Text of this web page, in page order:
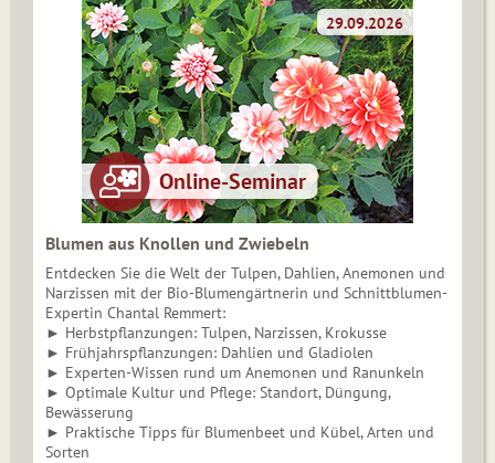
Blumen aus Knollen und Zwiebeln
Entdecken Sie die Welt der Tulpen, Dahlien, Anemonen und
Narzissen mit der Bio-Blumengärtnerin und Schnittblumen-
Expertin Chantal Remmert:
► Herbstpflanzungen: Tulpen, Narzissen, Krokusse
► Frühjahrspflanzungen: Dahlien und Gladiolen
► Experten-Wissen rund um Anemonen und Ranunkeln
► Optimale Kultur und Pflege: Standort, Düngung,
Bewässerung
► Praktische Tipps für Blumenbeet und Kübel, Arten und
Sorten